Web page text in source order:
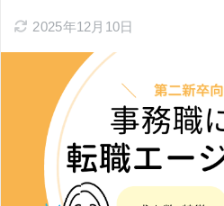
2025年12月10日